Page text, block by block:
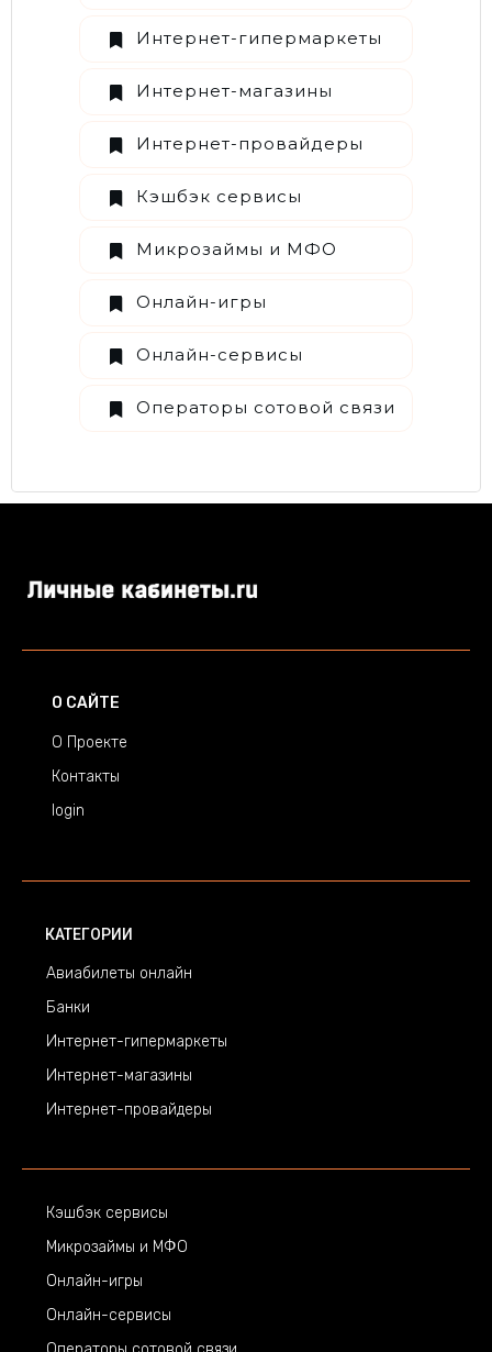
Интернет-гипермаркеты
Интернет-магазины
Интернет-провайдеры
Кэшбэк сервисы
Микрозаймы и МФО
Онлайн-игры
Онлайн-сервисы
Операторы сотовой связи
О САЙТЕ
О Проекте
Контакты
login
КАТЕГОРИИ
Авиабилеты онлайн
Банки
Интернет-гипермаркеты
Интернет-магазины
Интернет-провайдеры
Кэшбэк сервисы
Микрозаймы и МФО
Онлайн-игры
Онлайн-сервисы